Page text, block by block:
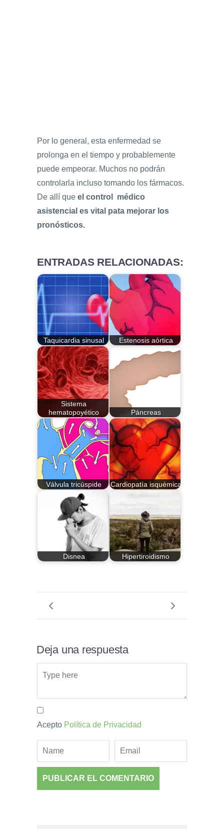
Por lo general, esta enfermedad se
prolonga en el tiempo y probablemente
puede empeorar. Muchos no podrán
controlarla incluso tomando los fármacos.
De allí que el control médico
asistencial es vital pata mejorar los
pronósticos.
ENTRADAS RELACIONADAS:
Taquicardia sinusal Estenosis aórtica
Sistema
hematopoyético
Páncreas
Válvula tricúspide Cardiopatía isquémica
Disnea Hipertiroidismo
Deja una respuesta
Acepto Política de Privacidad